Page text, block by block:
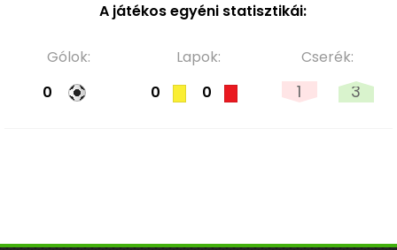
A játékos egyéni statisztikái:
Gólok:
0
Lapok:
0
0
Cserék:
1 3